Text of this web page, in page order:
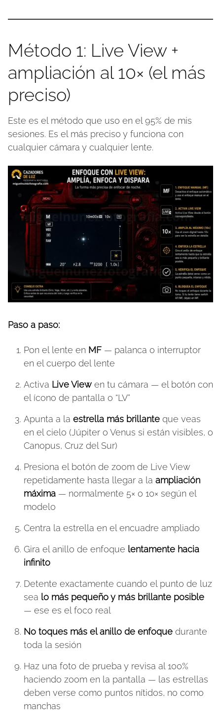
Método 1: Live View +
ampliación al 10× (el más
preciso)
Este es el método que uso en el 95% de mis
sesiones. Es el más preciso y funciona con
cualquier cámara y cualquier lente.
Paso a paso:
Pon el lente en MF — palanca o interruptor
en el cuerpo del lente
Activa Live View en tu cámara — el botón con
el ícono de pantalla o “LV”
Apunta a la estrella más brillante que veas
en el cielo (Júpiter o Venus si están visibles, o
Canopus, Cruz del Sur)
Presiona el botón de zoom de Live View
repetidamente hasta llegar a la ampliación
máxima — normalmente 5× o 10× según el
modelo
Centra la estrella en el encuadre ampliado
Gira el anillo de enfoque lentamente hacia
infinito
Detente exactamente cuando el punto de luz
sea lo más pequeño y más brillante posible
— ese es el foco real
No toques más el anillo de enfoque durante
toda la sesión
Haz una foto de prueba y revisa al 100%
haciendo zoom en la pantalla — las estrellas
deben verse como puntos nítidos, no como
manchas